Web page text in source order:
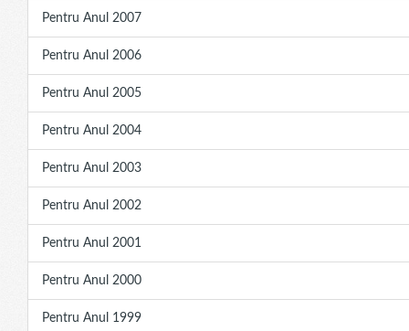
Pentru Anul 2007
Pentru Anul 2006
Pentru Anul 2005
Pentru Anul 2004
Pentru Anul 2003
Pentru Anul 2002
Pentru Anul 2001
Pentru Anul 2000
Pentru Anul 1999